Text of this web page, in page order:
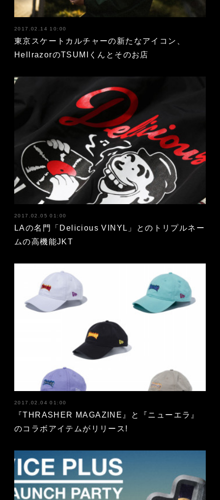
2017.02.14 10:00
東京スケートカルチャーの新たなアイコン、
HellrazorのTSUMIくんとそのお店
2017.02.05 01:00
LAの名門「Delicious VINYL」とのトリプルネー
ムの高機能JKT
2017.02.04 01:00
『THRASHER MAGAZINE』と『ニューエラ』
のコラボアイテムがリリース!